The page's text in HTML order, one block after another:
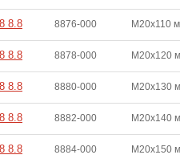
8.8 8876-000 M20x110
8.8 8878-000 M20x120
8.8 8880-000 M20x130
8.8 8882-000 M20x140
8.8 8884-000 M20x150